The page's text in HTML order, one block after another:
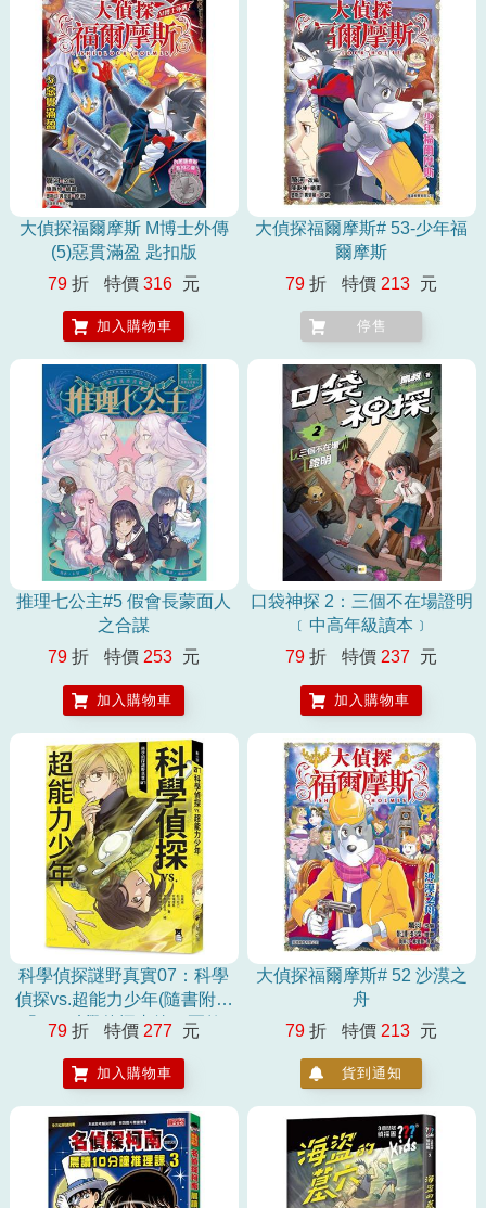
大偵探福爾摩斯 M博士外傳
(5)惡貫滿盈 匙扣版
79 折 特價 316 元
加入購物車
大偵探福爾摩斯# 53-少年福
爾摩斯
79 折 特價 213 元
停售
推理七公主#5 假會長蒙面人
之合謀
79 折 特價 253 元
加入購物車
口袋神探 2：三個不在場證明
﹝中高年級讀本﹞
79 折 特價 237 元
加入購物車
科學偵探謎野真實07：科學
偵探vs.超能力少年(隨書附贈
「DIY科學偵探書籤」兩款)
79 折 特價 277 元
加入購物車
大偵探福爾摩斯# 52 沙漠之
舟
79 折 特價 213 元
貨到通知